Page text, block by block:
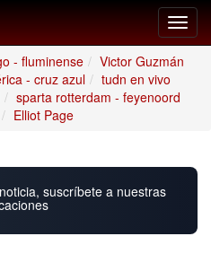
- fluminense
Victor Guzmán
- cruz azul
tudn en vivo
sparta rotterdam - feyenoord
Elliot Page
suscríbete a nuestras